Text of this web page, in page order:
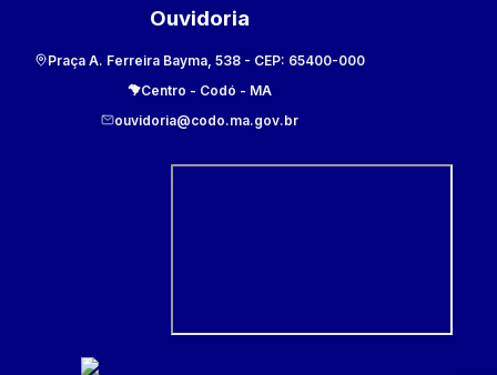
Ouvidoria
Praça A. Ferreira Bayma, 538 - CEP: 65400-000
Centro - Codó - MA
ouvidoria@codo.ma.gov.br